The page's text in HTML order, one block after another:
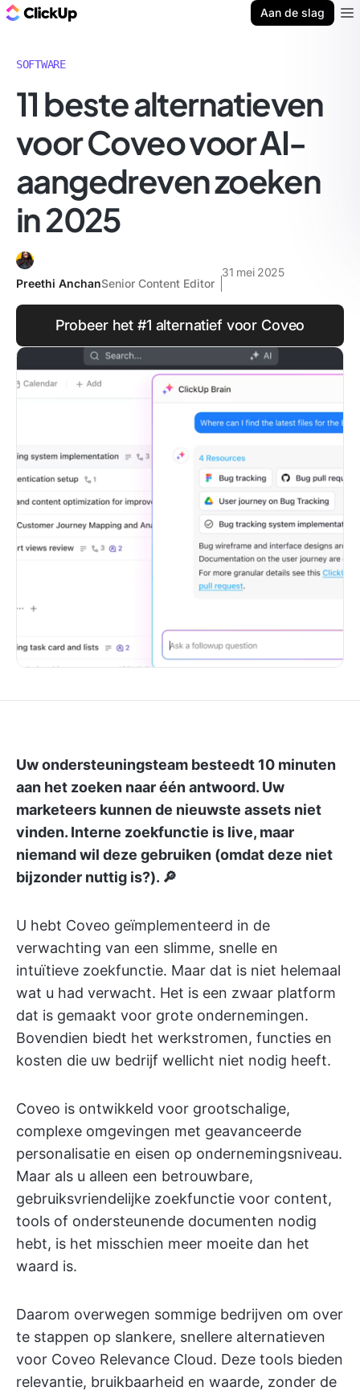
Aan de slag
SOFTWARE
11 beste alternatieven
voor Coveo voor AI-
aangedreven zoeken
in 2025
Preethi AnchanSenior Content Editor
31 mei 2025
Probeer het #1 alternatief voor Coveo
Uw ondersteuningsteam besteedt 10 minuten
aan het zoeken naar één antwoord. Uw
marketeers kunnen de nieuwste assets niet
vinden. Interne zoekfunctie is live, maar
niemand wil deze gebruiken (omdat deze niet
bijzonder nuttig is?). 🔎
U hebt Coveo geïmplementeerd in de
verwachting van een slimme, snelle en
intuïtieve zoekfunctie. Maar dat is niet helemaal
wat u had verwacht. Het is een zwaar platform
dat is gemaakt voor grote ondernemingen.
Bovendien biedt het werkstromen, functies en
kosten die uw bedrijf wellicht niet nodig heeft.
Coveo is ontwikkeld voor grootschalige,
complexe omgevingen met geavanceerde
personalisatie en eisen op ondernemingsniveau.
Maar als u alleen een betrouwbare,
gebruiksvriendelijke zoekfunctie voor content,
tools of ondersteunende documenten nodig
hebt, is het misschien meer moeite dan het
waard is.
Daarom overwegen sommige bedrijven om over
te stappen op slankere, snellere alternatieven
voor Coveo Relevance Cloud. Deze tools bieden
relevantie, bruikbaarheid en waarde, zonder de